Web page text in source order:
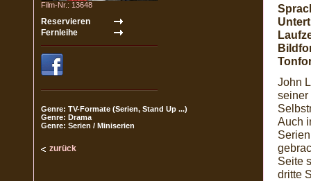
Film-Nr.: 13648
Genre: TV-Formate (Serien, Stand Up ...)
Genre: Drama
Genre: Serien / Miniserien
zurück
John
seiner
Auch
Seite
dritte